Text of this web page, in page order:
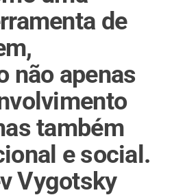
de
não apenas
também
e social.
Vygotsky